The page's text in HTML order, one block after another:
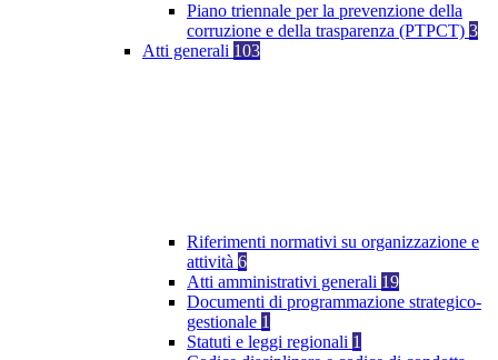
Piano triennale per la prevenzione della
corruzione e della trasparenza (PTPCT) 3
Atti generali 103
Riferimenti normativi su organizzazione e
attività 6
Atti amministrativi generali 19
Documenti di programmazione strategico-
gestionale 1
Statuti e leggi regionali 1